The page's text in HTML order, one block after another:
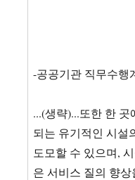
-공공기관 직무수행
...(생략)...또한 한
되는 유기적인 시설
도모할 수 있으며,
은 서비스 질의 향